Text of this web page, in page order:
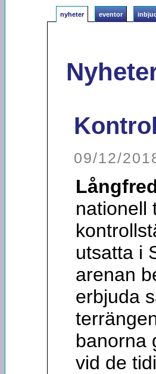
nyheter eventor
09/12/
nationell
utsatta i
arenan
erbjuda
banorna
vid de